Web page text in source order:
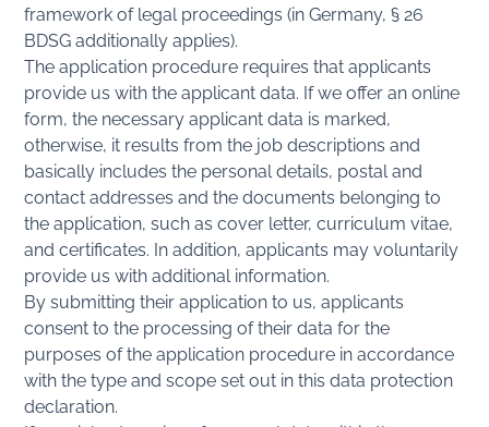
framework of legal proceedings (in Germany, § 26
BDSG additionally applies).
The application procedure requires that applicants
provide us with the applicant data. If we offer an online
form, the necessary applicant data is marked,
otherwise, it results from the job descriptions and
basically includes the personal details, postal and
contact addresses and the documents belonging to
the application, such as cover letter, curriculum vitae,
and certificates. In addition, applicants may voluntarily
provide us with additional information.
By submitting their application to us, applicants
consent to the processing of their data for the
purposes of the application procedure in accordance
with the type and scope set out in this data protection
declaration.